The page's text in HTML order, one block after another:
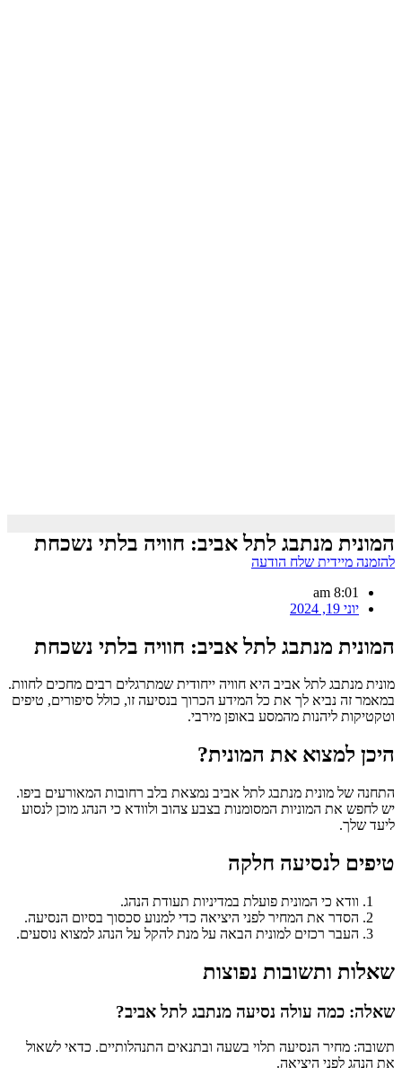
המונית מנתבג לתל אביב: חוויה בלתי נשכחת
להזמנה מיידית שלח הודעה
8:01 am
יוני 19, 2024
המונית מנתבג לתל אביב: חוויה בלתי נשכחת
מונית מנתבג לתל אביב היא חוויה ייחודית שמתרגלים רבים מחכים לחוות.
במאמר זה נביא לך את כל המידע הכרוך בנסיעה זו, כולל סיפורים, טיפים
וטקטיקות ליהנות מהמסע באופן מירבי.
היכן למצוא את המונית?
התחנה של מונית מנתבג לתל אביב נמצאת בלב רחובות המאורעים ביפו.
יש לחפש את המוניות המסומנות בצבע צהוב ולוודא כי הנהג מוכן לנסוע
ליעד שלך.
טיפים לנסיעה חלקה
וודא כי המונית פועלת במדיניות תעודת הנהג.
הסדר את המחיר לפני היציאה כדי למנוע סכסוך בסיום הנסיעה.
העבר רכזים למונית הבאה על מנת להקל על הנהג למצוא נוסעים.
שאלות ותשובות נפוצות
שאלה: כמה עולה נסיעה מנתבג לתל אביב?
תשובה: מחיר הנסיעה תלוי בשעה ובתנאים התנהלותיים. כדאי לשאול
את הנהג לפני היציאה.